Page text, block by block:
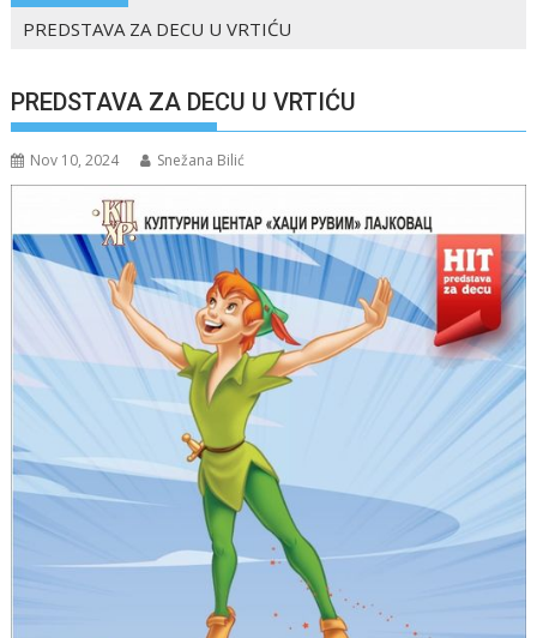
PREDSTAVA ZA DECU U VRTIĆU
PREDSTAVA ZA DECU U VRTIĆU
Nov 10, 2024 Snežana Bilić